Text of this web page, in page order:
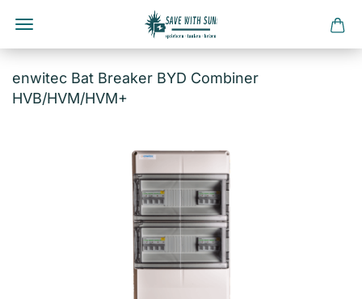
Direkt
zum
Hauptinhalt
enwitec Bat Breaker BYD Combiner
HVB/HVM/HVM+